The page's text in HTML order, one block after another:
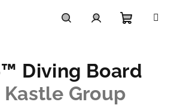
košík
Diving Board
Kastle Group